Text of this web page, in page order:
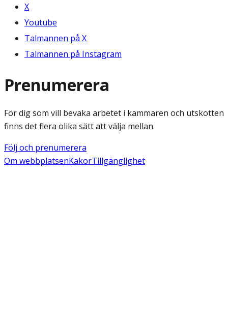
X
Youtube
Talmannen på X
Talmannen på Instagram
Prenumerera
För dig som vill bevaka arbetet i kammaren och utskotten
finns det flera olika sätt att välja mellan.
Följ och prenumerera
Om webbplatsenKakorTillgänglighet